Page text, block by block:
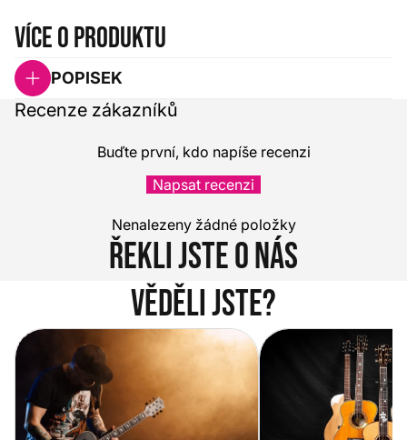
Více o produktu
POPISEK
Recenze zákazníků
Buďte první, kdo napíše recenzi
Napsat recenzi
Nenalezeny žádné položky
Řekli jste o nás
Věděli jste?
Vítejte na novém e-shopu Music
City
Jak vybrat